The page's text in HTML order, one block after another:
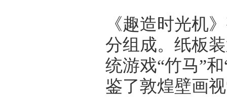
《趣造时光机
分组成。纸板
统游戏“竹马”
鉴了敦煌壁画